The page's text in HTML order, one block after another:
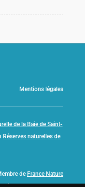
Mentions légales
de la Baie de Saint-
Réserves naturelles de
de France Nature